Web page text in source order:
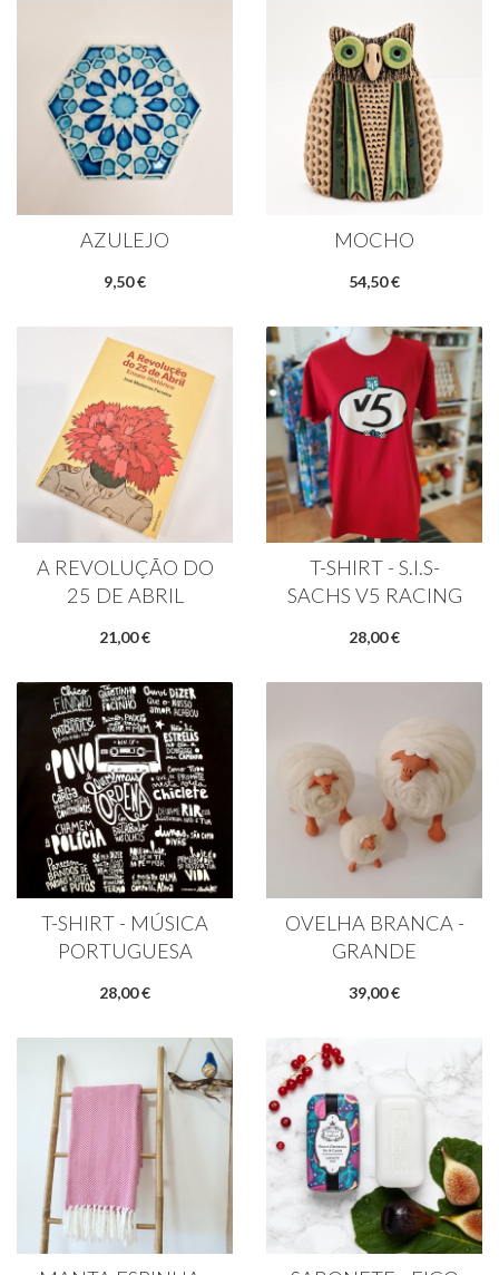
AZULEJO
9,50 €
MOCHO
54,50 €
A REVOLUÇÃO DO
25 DE ABRIL
21,00 €
T-SHIRT - S.I.S-
SACHS V5 RACING
28,00 €
T-SHIRT - MÚSICA
PORTUGUESA
28,00 €
OVELHA BRANCA -
GRANDE
39,00 €